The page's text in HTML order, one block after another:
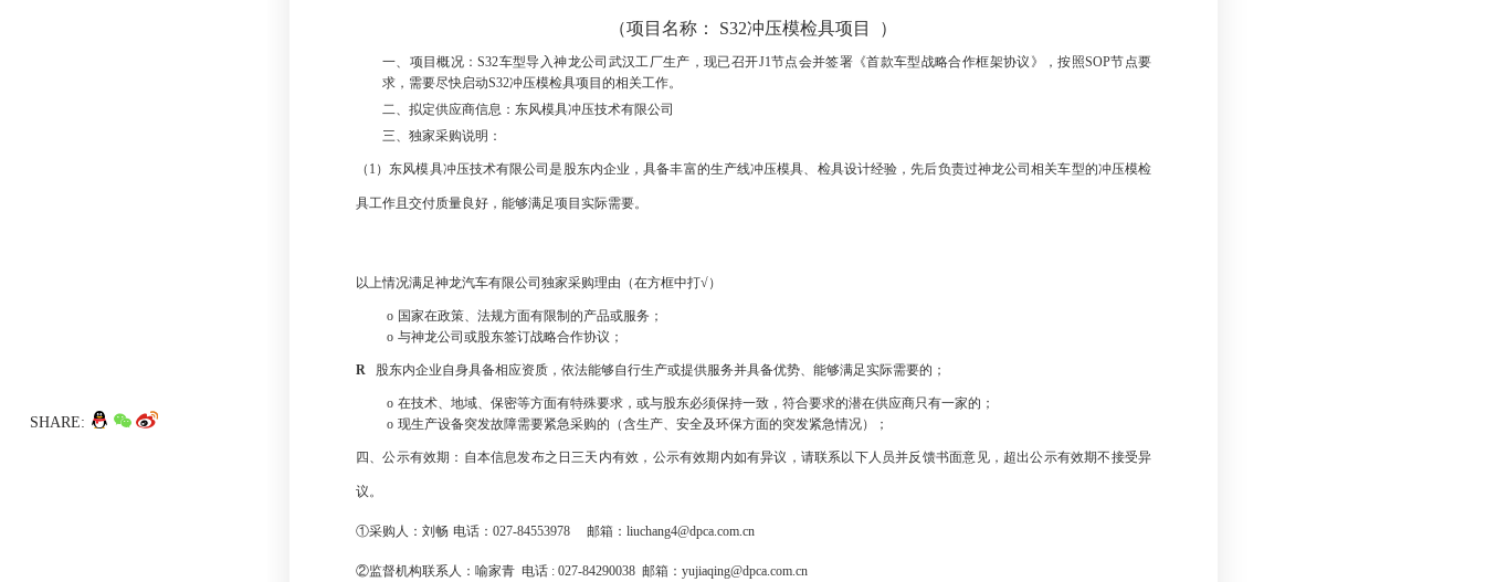
SHARE:
（项目名称： S32冲压模检具项目 ）
一、 项目概况：S32车型导入神龙公司武汉工厂生产，现已召开J1节点会并签署《首款车型战略合作框架协议》，按照SOP节点要
求，需要尽快启动S32冲压模检具项目的相关工作。
二、 拟定供应商信息：东风模具冲压技术有限公司
三、 独家采购说明：
（ 1 ）东风模具冲压技术有限公司是股东内企业，具备丰富的生产线冲压模具、检具设计经验，先后负责过神龙公司相关车型的冲压模检
具工作且交付质量良好，能够满足项目实际需要。
以上情况满足神龙汽车有限公司独家采购理由（在方框中打√）
o 国家在政策、法规方面有限制的产品或服务；
o 与神龙公司或股东签订战略合作协议；
R 股东内企业自身具备相应资质，依法能够自行生产或提供服务并具备优势、能够满足实际需要的；
o 在技术、地域、保密等方面有特殊要求，或与股东必须保持一致，符合要求的潜在供应商只有一家的；
o 现生产设备突发故障需要紧急采购的（含生产、安全及环保方面的突发紧急情况）；
四、公示有效期：自本信息发布之日三天内有效，公示有效期内如有异议，请联系以下人员并反馈书面意见，超出公示有效期不接受异
议。
①采购人：刘畅 电话： 027-84553978 邮箱： liuchang4@dpca.com.cn
②监督机构联系人：喻家青 电话: 027-84290038 邮箱： yujiaqing@dpca.com.cn